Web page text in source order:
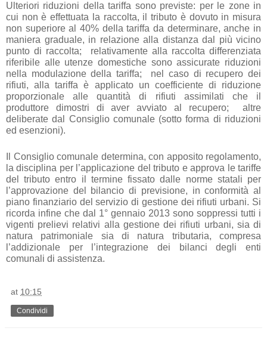
Ulteriori riduzioni della tariffa sono previste: per le zone in
cui non è effettuata la raccolta, il tributo è dovuto in misura
non superiore al 40% della tariffa da determinare, anche in
maniera graduale, in relazione alla distanza dal più vicino
punto di raccolta; relativamente alla raccolta differenziata
riferibile alle utenze domestiche sono assicurate riduzioni
nella modulazione della tariffa; nel caso di recupero dei
rifiuti, alla tariffa è applicato un coefficiente di riduzione
proporzionale alle quantità di rifiuti assimilati che il
produttore dimostri di aver avviato al recupero; altre
deliberate dal Consiglio comunale (sotto forma di riduzioni
ed esenzioni).
Il Consiglio comunale determina, con apposito regolamento,
la disciplina per l’applicazione del tributo e approva le tariffe
del tributo entro il termine fissato dalle norme statali per
l’approvazione del bilancio di previsione, in conformità al
piano finanziario del servizio di gestione dei rifiuti urbani. Si
ricorda infine che dal 1° gennaio 2013 sono soppressi tutti i
vigenti prelievi relativi alla gestione dei rifiuti urbani, sia di
natura patrimoniale sia di natura tributaria, compresa
l’addizionale per l’integrazione dei bilanci degli enti
comunali di assistenza.
at 10:15
Condividi